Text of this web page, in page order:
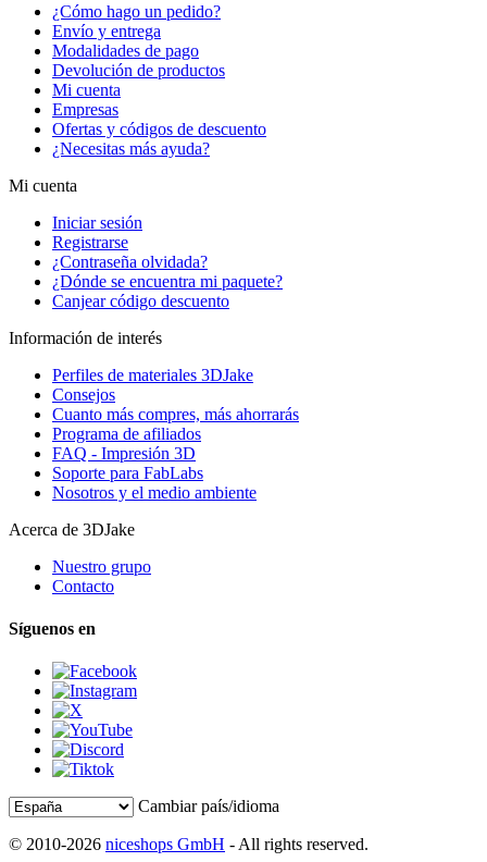
¿Cómo hago un pedido?
Envío y entrega
Modalidades de pago
Devolución de productos
Mi cuenta
Empresas
Ofertas y códigos de descuento
¿Necesitas más ayuda?
Mi cuenta
Iniciar sesión
Registrarse
¿Contraseña olvidada?
¿Dónde se encuentra mi paquete?
Canjear código descuento
Información de interés
Perfiles de materiales 3DJake
Consejos
Cuanto más compres, más ahorrarás
Programa de afiliados
FAQ - Impresión 3D
Soporte para FabLabs
Nosotros y el medio ambiente
Acerca de 3DJake
Nuestro grupo
Contacto
Síguenos en
Cambiar país/idioma
© 2010-2026 niceshops GmbH - All rights reserved.